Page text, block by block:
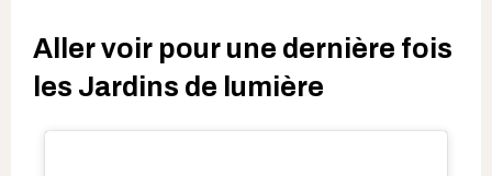
Aller voir pour une dernière fois
les Jardins de lumière